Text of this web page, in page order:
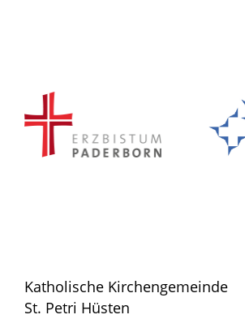
Katholische Kirchengemeinde
St. Petri Hüsten